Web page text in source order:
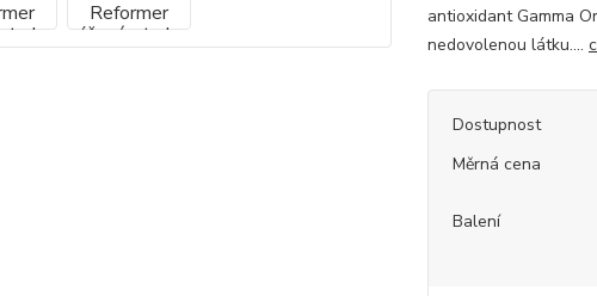
antioxidant Gamma
nedovolenou látku....
Dostupnost
Měrná cena
Balení